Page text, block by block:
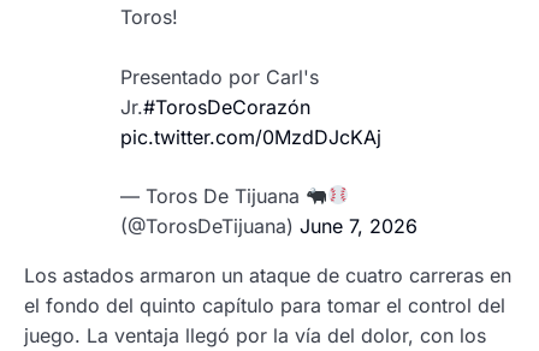
Toros!
Presentado por Carl's
Jr.#TorosDeCorazón
pic.twitter.com/0MzdDJcKAj
— Toros De Tijuana
(@TorosDeTijuana) June 7, 2026
Los astados armaron un ataque de cuatro carreras en
el fondo del quinto capítulo para tomar el control del
juego. La ventaja llegó por la vía del dolor, con los